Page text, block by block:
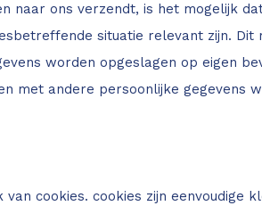
naar ons verzendt, is het mogelijk
situatie relevant zijn.
worden opgeslagen op eigen
met andere persoonlijke gegevens
cookies. cookies zijn eenvoudige